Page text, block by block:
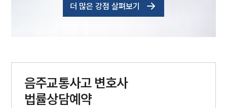
부소개
글로벌 파트너 로펌
고객의 소리
통합검색
더 많은 강점 살펴보기
음주교통사고변호사
법률상담예약